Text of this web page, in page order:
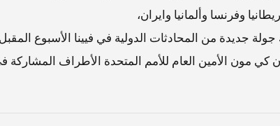
وفرنسا وألمانيا وايران،
جديدة من المحادثات الدولية في فيينا الأسبوع
مون الأمين العام للأمم المتحدة الأطراف المشاركة